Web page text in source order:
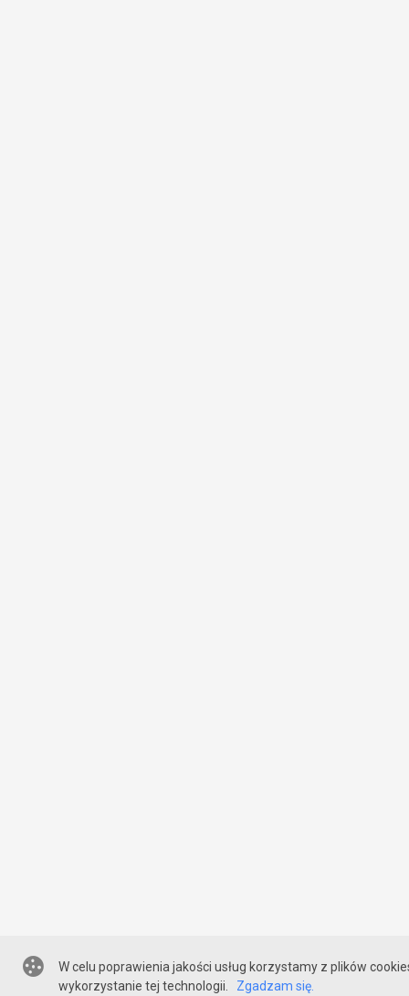
W celu poprawienia jakości usług korzystamy z plików
wykorzystanie tej technologii. Zgadzam się.